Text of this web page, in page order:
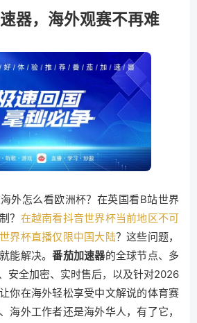
器，海外观赛不再难
外怎么看欧洲杯？在英国看B站世界
？ 在越南看抖音世界杯当前地区不可
界杯直播仅限中国大陆？这些问题，
能解决。番茄加速器的全球节点、多
安全加密、实时售后，以及针对2026
你在海外轻松享受中文解说的体育赛
海外工作者还是海外华人，有了它，